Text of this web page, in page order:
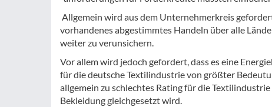
Allgemein wird aus dem Unternehmerkreis
vorhandenes abgestimmtes Handeln über alle
weiter zu verunsichern.
Vor allem wird jedoch gefordert, dass es eine
für die deutsche Textilindustrie von größter
allgemein zu schlechtes Rating für die
Bekleidung gleichgesetzt wird.